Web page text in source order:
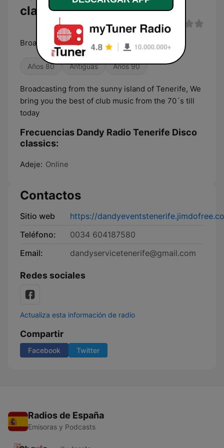
classics en directo
Broadcasting from the sunny island of Tenerife
Años 80 Antiguas Años 90
Broadcasting from the sunny island of Tenerife, We
bring you the best of club music from the 70´s till
today
Frecuencias Dandy Radio Tenerife Disco
classics:
Adeje: Online
Contactos
Sitio web
https://
Teléfono:
0034 604187580
Email:
dandyservicetenerife@gmail.com
Redes sociales
Actualiza esta información de radio
Compartir
Facebook Twitter
Radios de España
Emisoras y Podcasts